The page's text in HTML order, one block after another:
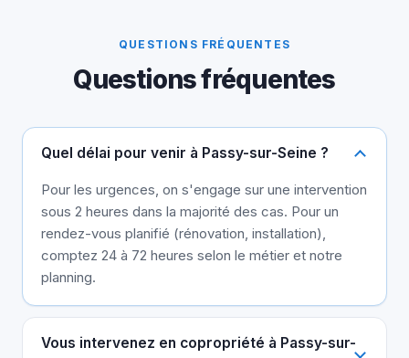
QUESTIONS FRÉQUENTES
Questions fréquentes
Quel délai pour venir à Passy-sur-Seine ?
Pour les urgences, on s'engage sur une intervention
sous 2 heures dans la majorité des cas. Pour un
rendez-vous planifié (rénovation, installation),
comptez 24 à 72 heures selon le métier et notre
planning.
Vous intervenez en copropriété à Passy-sur-